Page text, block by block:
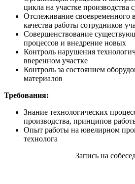
цикла на участке производства
Отслеживание своевременного
качества работы сотрудников
Совершенствование
процессов и внедрение новых
Контроль нарушения
вверенном участке
Контроль за состоянием
материалов
Требования:
Знание технологических
производства, принципов
Опыт работы на ювелирном
технолога
Запись на